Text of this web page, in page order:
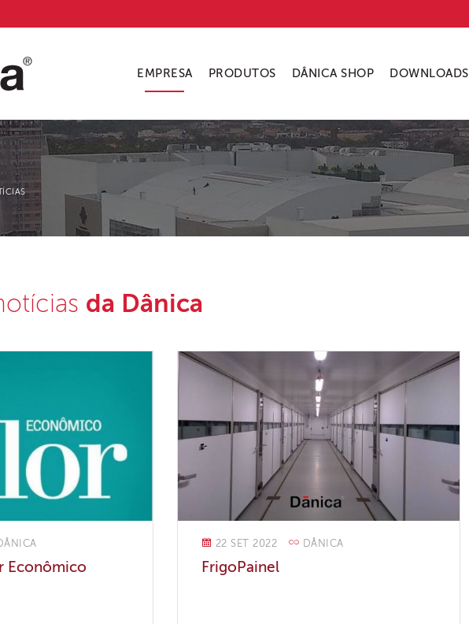
EMPRESA PRODUTOS DÂNICA SHOP DOWNLOADS
da Dânica
Econômico
22 SET 2022 DÂNICA
FrigoPainel